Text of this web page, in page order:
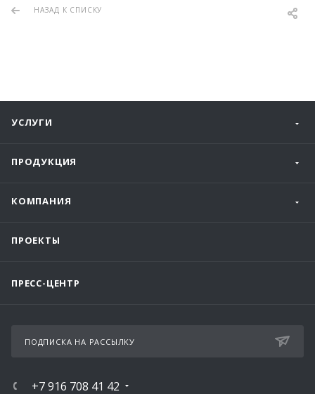
НАЗАД К СПИСКУ
УСЛУГИ
ПРОДУКЦИЯ
КОМПАНИЯ
ПРОЕКТЫ
ПРЕСС-ЦЕНТР
ПОДПИСКА НА РАССЫЛКУ
+7 916 708 41 42